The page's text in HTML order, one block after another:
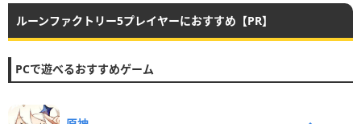
ルーンファクトリー5プレイヤーにおすすめ【PR】
PCで遊べるおすすめゲーム